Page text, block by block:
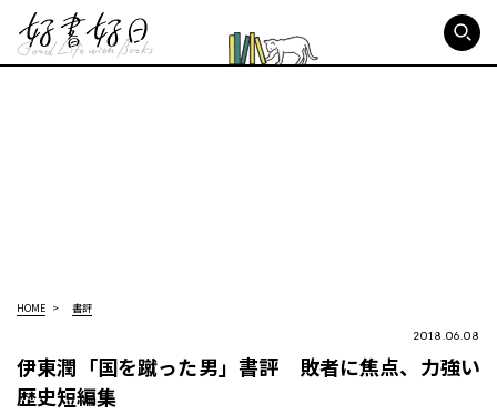
HOME 書評
2018.06.08
伊東潤「国を蹴った男」書評 敗者に焦点、力強い
歴史短編集